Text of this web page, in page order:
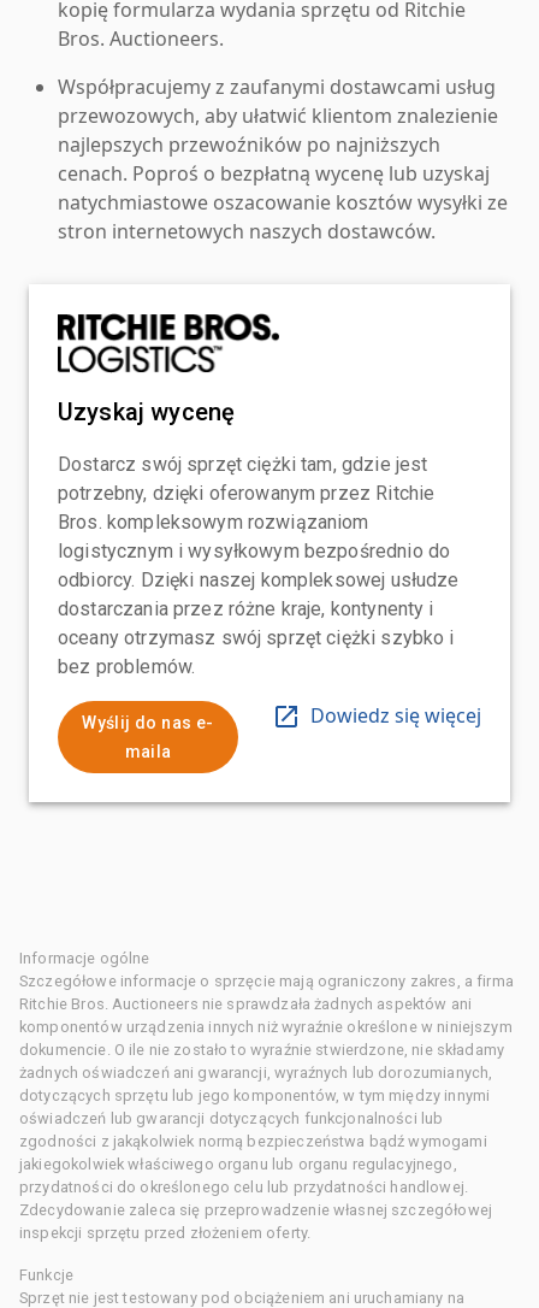
kopię formularza wydania sprzętu od Ritchie
Bros. Auctioneers.
Współpracujemy z zaufanymi dostawcami usług
przewozowych, aby ułatwić klientom znalezienie
najlepszych przewoźników po najniższych
cenach. Poproś o bezpłatną wycenę lub uzyskaj
natychmiastowe oszacowanie kosztów wysyłki ze
stron internetowych naszych dostawców.
Uzyskaj wycenę
Dostarcz swój sprzęt ciężki tam, gdzie jest
potrzebny, dzięki oferowanym przez Ritchie
Bros. kompleksowym rozwiązaniom
logistycznym i wysyłkowym bezpośrednio do
odbiorcy. Dzięki naszej kompleksowej usłudze
dostarczania przez różne kraje, kontynenty i
oceany otrzymasz swój sprzęt ciężki szybko i
bez problemów.
Wyślij do nas e-
maila
Dowiedz się więcej
Informacje ogólne
Szczegółowe informacje o sprzęcie mają ograniczony zakres, a firma
Ritchie Bros. Auctioneers nie sprawdzała żadnych aspektów ani
komponentów urządzenia innych niż wyraźnie określone w niniejszym
dokumencie. O ile nie zostało to wyraźnie stwierdzone, nie składamy
żadnych oświadczeń ani gwarancji, wyraźnych lub dorozumianych,
dotyczących sprzętu lub jego komponentów, w tym między innymi
oświadczeń lub gwarancji dotyczących funkcjonalności lub
zgodności z jakąkolwiek normą bezpieczeństwa bądź wymogami
jakiegokolwiek właściwego organu lub organu regulacyjnego,
przydatności do określonego celu lub przydatności handlowej.
Zdecydowanie zaleca się przeprowadzenie własnej szczegółowej
inspekcji sprzętu przed złożeniem oferty.
Funkcje
Sprzęt nie jest testowany pod obciążeniem ani uruchamiany na